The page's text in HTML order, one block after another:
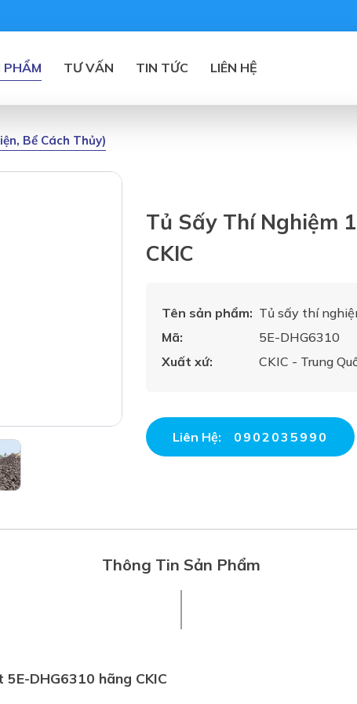
PHẨM TƯ VẤN TIN TỨC LIÊN HỆ
Bể Cách Thủy)
Tủ Sấy Thí Nghiệm
CKIC
Tên sản phẩm: Tủ sấy thí
Mã:
5E-DHG6310
Xuất xứ:
CKIC - Trung
Liên Hệ: 0902035990
Thông Tin Sản Phẩm
DHG6310 hãng CKIC